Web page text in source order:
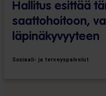
Hallitus esittää
saattohoitoon,
läpinäkyvyyteen
Sosiaali- ja terveyspalvelut